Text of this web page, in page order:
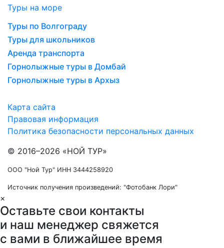
Туры на море
Туры по Волгограду
Туры для школьников
Аренда транспорта
Горнолыжные туры в Домбай
Горнолыжные туры в Архыз
Карта сайта
Правовая информация
Политика безопасности персональных данных
© 2016–2026 «НОЙ ТУР»
ООО "Ной Тур" ИНН 3444258920
Источник получения произведений: "Фотобанк Лори"
×
Оставьте свои контакты
и наш менеджер свяжется
с вами в ближайшее время